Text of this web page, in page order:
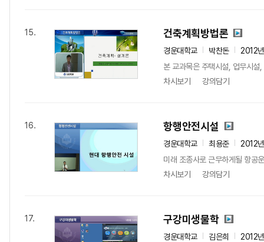
15. 건축계획방법론
경운대학교 박찬돈
2012
본 교과목은 주택시설, 업무시설
차시보기
강의담기
16. 항행안전시설
경운대학교 최용준
2012
미래 조종사로 근무하게될 항공
차시보기
강의담기
17. 구강미생물학
경운대학교 김은희
2012